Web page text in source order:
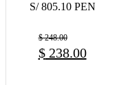
$248.00
$238.00
S/ 805.10 PEN